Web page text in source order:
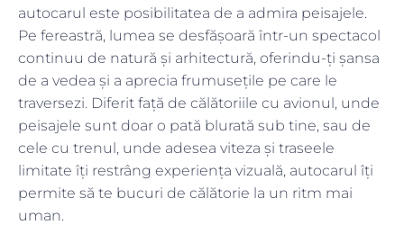
autocarul este posibilitatea de a admira peisajele.
Pe fereastră, lumea se desfășoară într-un spectacol
continuu de natură și arhitectură, oferindu-ți șansa
de a vedea și a aprecia frumusețile pe care le
traversezi. Diferit față de călătoriile cu avionul, unde
peisajele sunt doar o pată blurată sub tine, sau de
cele cu trenul, unde adesea viteza și traseele
limitate îți restrâng experiența vizuală, autocarul îți
permite să te bucuri de călătorie la un ritm mai
uman.